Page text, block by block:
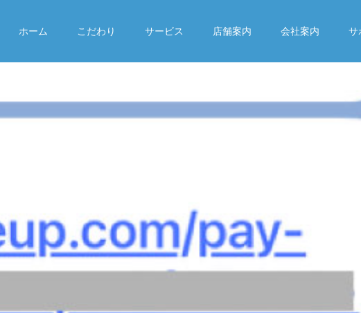
ホーム こだわり サービス 店舗案内 会社案内 サ